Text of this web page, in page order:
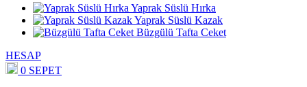
Yaprak Süslü Hırka
Yaprak Süslü Kazak
Büzgülü Tafta Ceket
HESAP
0 SEPET